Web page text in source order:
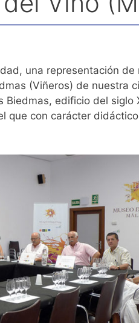
una representación
(Viñeros) de
Biedmas, edificio del
que con carácter